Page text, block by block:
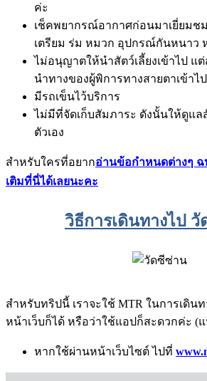
ค่ะ
เช็คพยากรณ์อากาศก่อนมาเยี่ยมช
เตรียม ร่ม หมวก อุปกรณ์กันหนาว
ไม่อนุญาตให้นำสัตว์เลี้ยงเข้าไป แ
นำทางของผู้พิการทางสายตาเข้าไ
มีรถเข็นไว้บริการ
ไม่มีที่จัดเก็บสัมภาระ ดังนั้นให้ดูแ
ตัวเอง
สำหรับใครที่อยากอ่านข้อกำหนดต่างๆ ฉ
เติมที่นี่ได้เลยนะคะ
วิธีการเดินทางไป
สำหรับทริปนี้ เราจะใช้ MTR ในการเดิน
หน้าเว็บก็ได้ หรือว่าใช้แอปก็สะดวกค่ะ (
หากใช้ผ่านหน้าเว็บไซต์ ไปที่